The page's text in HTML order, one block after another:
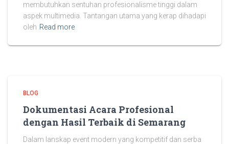
membutuhkan sentuhan profesionalisme tinggi dalam
aspek multimedia. Tantangan utama yang kerap dihadapi
oleh Read more
BLOG
Dokumentasi Acara Profesional
dengan Hasil Terbaik di Semarang
Dalam lanskap event modern yang kompetitif dan serba